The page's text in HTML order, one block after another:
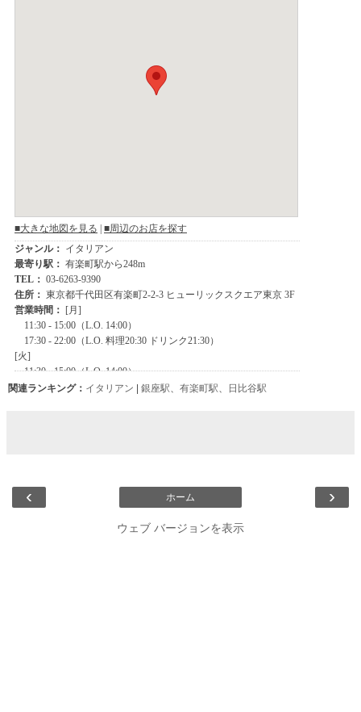
関連ランキング： イタリアン 銀座駅、 有楽町駅、 日比谷駅
‹ ›
ホーム
ウェブ バージョンを表示